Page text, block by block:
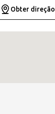
Obter direção